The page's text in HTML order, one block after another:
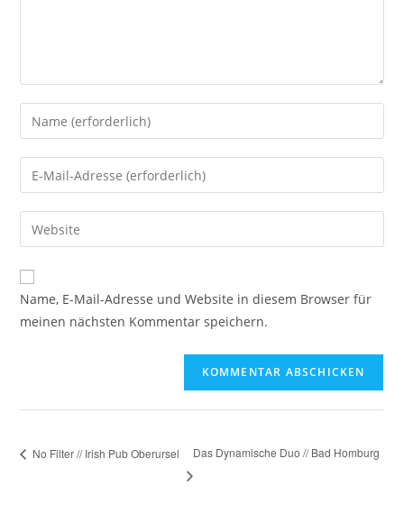
Name, E-Mail-Adresse und Website in diesem Browser für
meinen nächsten Kommentar speichern.
No Filter // Irish Pub Oberursel Das Dynamische Duo // Bad Homburg